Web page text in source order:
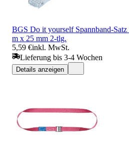
BGS Do it yourself Spannband-
m x 25 mm 2-tlg.
5,59 €inkl. MwSt.
Lieferung bis 3-4 Wochen
Details anzeigen